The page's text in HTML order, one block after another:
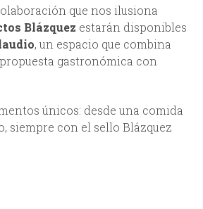
que nos ilusiona
Blázquez estarán disponibles
, un espacio que combina
gastronómica con
únicos: desde una comida
siempre con el sello Blázquez